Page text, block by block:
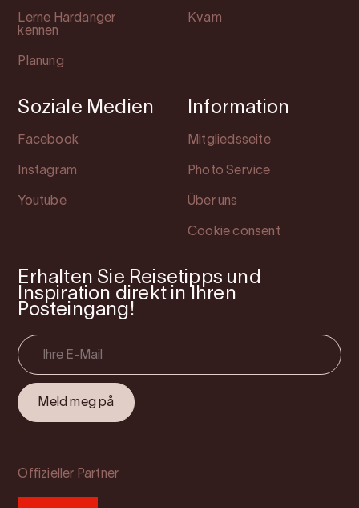
Lerne Hardanger
kennen
Planung
Kvam
Soziale Medien
Facebook
Instagram
Youtube
Information
Mitgliedsseite
Photo Service
Über uns
Cookie consent
Erhalten Sie Reisetipps und
Inspiration direkt in Ihren
Posteingang!
Offizieller Partner